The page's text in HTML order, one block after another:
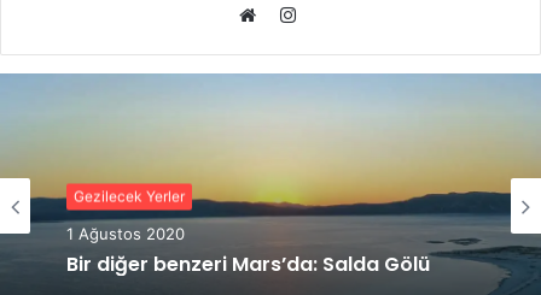
sitesi
Instagram
Gezilecek Yerler
1 Ağustos 2020
Bir diğer benzeri Mars’da: Salda Gölü